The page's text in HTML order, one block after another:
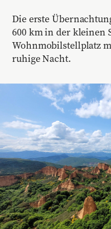
Die erste
600 km in der kleinen
Wohnmobilstellplatz
ruhige Nacht.